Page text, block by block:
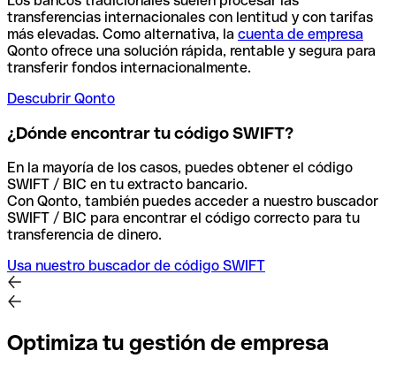
transferencias internacionales con lentitud y con tarifas
más elevadas. Como alternativa, la cuenta de empresa
Qonto ofrece una solución rápida, rentable y segura para
transferir fondos internacionalmente.
Descubrir Qonto
¿Dónde encontrar tu código SWIFT?
En la mayoría de los casos, puedes obtener el código
SWIFT / BIC en tu extracto bancario.
Con Qonto, también puedes acceder a nuestro buscador
SWIFT / BIC para encontrar el código correcto para tu
transferencia de dinero.
Usa nuestro buscador de código SWIFT
Optimiza tu gestión de empresa